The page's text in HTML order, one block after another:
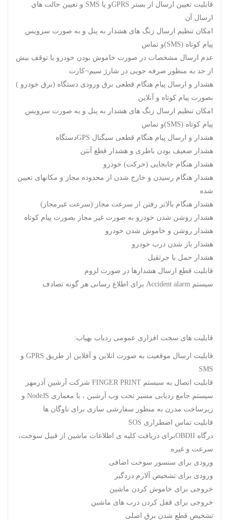
قابليت تعيين ارسال از بستر GPRSو یا SMS و تعيين حالت هاي
ارسال آن
امکان تنظیم ارسال زنگ های هشدار به پنل و به صورت سرویس
پیام کوتاه (SMS)و تماس
عدم ارسال مشخصات در صورت خاموش بودن خودرو یا توقف بیش
از حد به منظور صرفه جویی در شارژ سیم¬کارت
هشدار و ارسال پیام هنگام قطعی برق ورودی دستگاه (برق خودرو )
بصورت پیام کوتاه و آنلاین
امکان تنظیم ارسال زنگ های هشدار به پنل و به صورت سرویس
پیام کوتاه (SMS)و تماس
هشدار و ارسال پیام هنگام قطعی سیگنال GPSدستگاه
هشدار ضعیف بودن باطری و هشدار قطع آنتن
هشدار هنگام جابجایی (حرکت) خودرو
هشدار هنگام رسیدن و خارج شدن از محدوده مجاز و مکانهای تعیین
شده
هشدار هنگام بالاتر رفتن از سرعت مجاز (سرعت غیرمجاز)
هشدار روشن شدن خودرو به صورت غیر مجاز بصورت پیام کوتاه
هشدار روشن و خاموش شدن خودرو
هشدار باز شدن درب خودرو
هشدار حمل با جرثقيل
قابلیت قطع ارسال هشدارها در صورت لزوم
سیستم Accident alarm برای اطلاع رسانی هر گونه تصادف
قابلیت های سخت افزاری عمومی ردیاب بهیاب:
قابلیت ارسال موقعیت به صورت انلاین و آفلاین از طریق GPRS و
SMS
قابلیت اتصال به سیستم FINGER PRINT شرکت آرشین آذرمهر
سیستم جامع ردیابی مسیر تحت وب آرشین ، با معماری NodeJS و
زیرساخت مدرن به منظور سفارشی سازی برای ناوگان ها
قابلیت تماس اضطراری SOS
درگاه OBDIIبرای دریافت کلیه ی اطلاعات ماشین از قبیل سوخت،
سرعت و غیره.
ورودی برای سنسور سوخت اضافی
ورودی برای تشخیص آلارم دزدگیر
خروجی برای خاموش کردن ماشین
خروجی برای قفل کردن درب های ماشین
تشخیص قطع شدن برق اصلی